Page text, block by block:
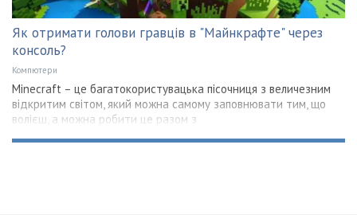
Як отримати голови гравців в "Майнкрафте" через
консоль?
Компютери
Minecraft – це багатокористувацька пісочниця з величезним
відкритим світом, який можна самому заповнювати тим, що
волієш, а можна робити це разом з